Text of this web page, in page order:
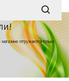
отгружаются только